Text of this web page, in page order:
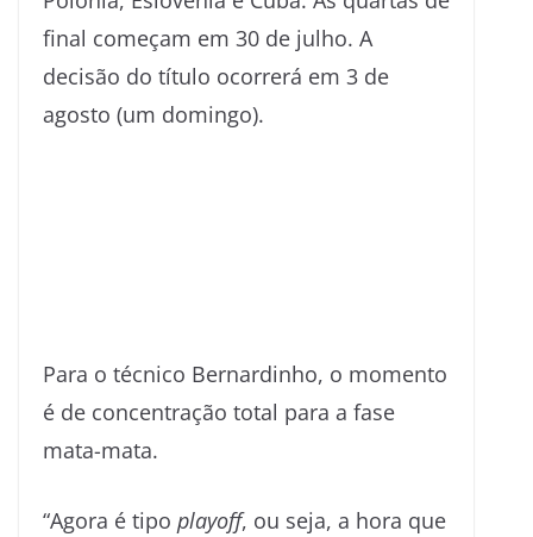
final começam em 30 de julho. A
decisão do título ocorrerá em 3 de
agosto (um domingo).
Para o técnico Bernardinho, o momento
é de concentração total para a fase
mata-mata.
“Agora é tipo playoff, ou seja, a hora que